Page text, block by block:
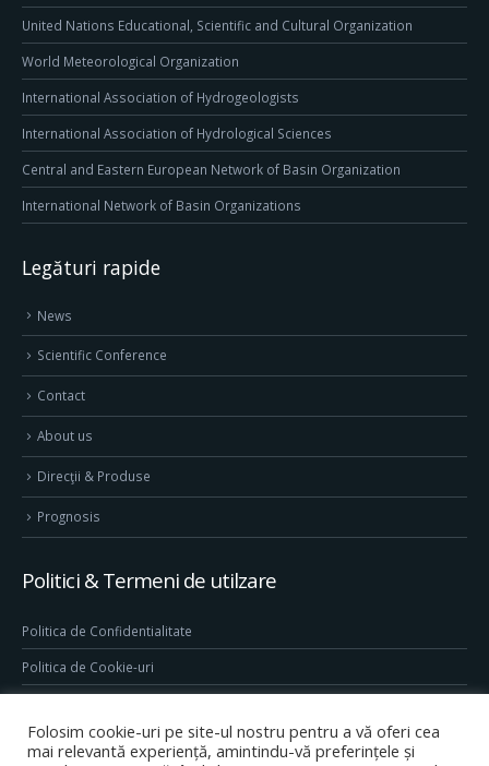
United Nations Educational, Scientific and Cultural Organization
World Meteorological Organization
International Association of Hydrogeologists
International Association of Hydrological Sciences
Central and Eastern European Network of Basin Organization
International Network of Basin Organizations
Legături rapide
News
Scientific Conference
Contact
About us
Direcţii & Produse
Prognosis
Politici & Termeni de utilzare
Politica de Confidentialitate
Politica de Cookie-uri
Conditii generale de utilizare site
Folosim cookie-uri pe site-ul nostru pentru a vă oferi cea
mai relevantă experiență, amintindu-vă preferințele și